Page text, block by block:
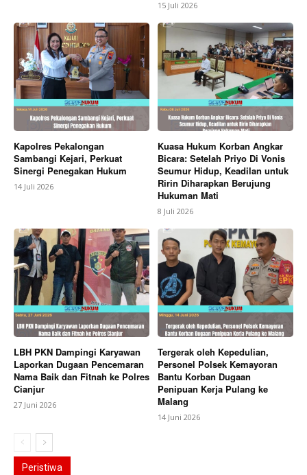
15 Juli 2026
Kapolres Pekalongan
Sambangi Kejari, Perkuat
Sinergi Penegakan Hukum
14 Juli 2026
Kuasa Hukum Korban Angkar
Bicara: Setelah Priyo Di Vonis
Seumur Hidup, Keadilan untuk
Ririn Diharapkan Berujung
Hukuman Mati
8 Juli 2026
LBH PKN Dampingi Karyawan
Laporkan Dugaan Pencemaran
Nama Baik dan Fitnah ke Polres
Cianjur
27 Juni 2026
Tergerak oleh Kepedulian,
Personel Polsek Kemayoran
Bantu Korban Dugaan
Penipuan Kerja Pulang ke
Malang
14 Juni 2026
Peristiwa